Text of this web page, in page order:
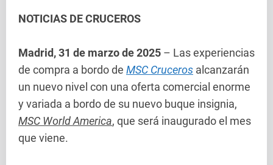
NOTICIAS DE CRUCEROS
Madrid, 31 de marzo de 2025 – Las experiencias
de compra a bordo de MSC Cruceros alcanzarán
un nuevo nivel con una oferta comercial enorme
y variada a bordo de su nuevo buque insignia,
MSC World America, que será inaugurado el mes
que viene.